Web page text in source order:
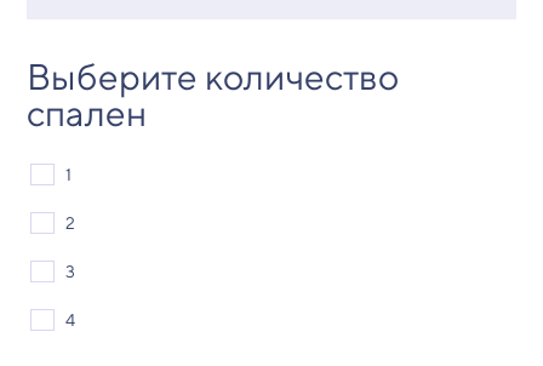
Выберите количество
спален
1
2
3
4